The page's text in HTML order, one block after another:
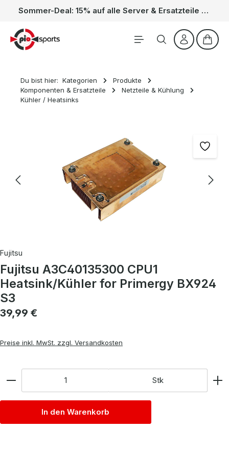
Zum Hauptinhalt springen Sommer-Deal: 15% auf alle Server & Ersatzteile – Kein Code nötig, der Rabatt wird automatisch im Warenkorb abgezogen. Gültig vom 01.06. bis 31.08.
Du bist hier: Kategorien
Produkte
Komponenten & Ersatzteile
Netzteile & Kühlung
Kühler / Heatsinks
Fujitsu
Fujitsu A3C40135300 CPU1
Heatsink/Kühler for Primergy BX924
S3
Regulärer Preis:
39,99 €
Preise inkl. MwSt. zzgl. Versandkosten
Stk
In den Warenkorb